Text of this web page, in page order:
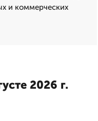
и коммерческих
2026 г.